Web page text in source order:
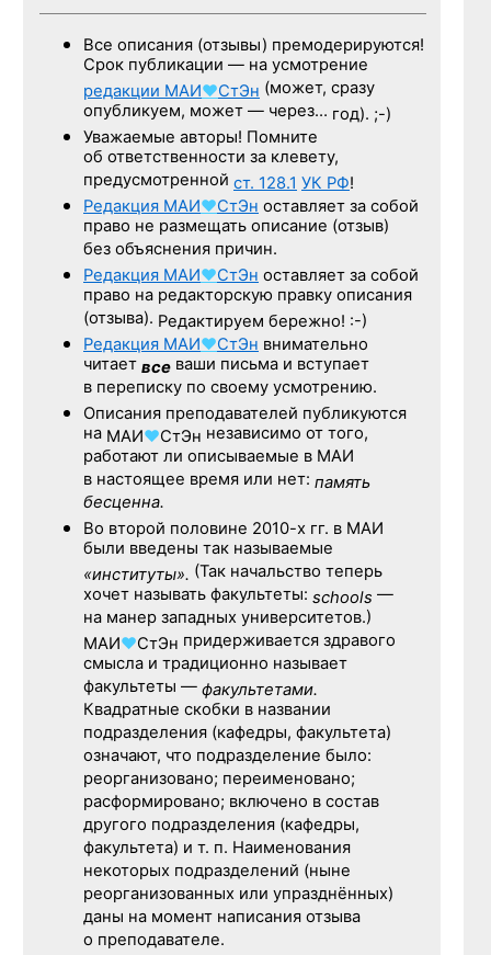
Все описания (отзывы) премодерируются!
Срок публикации — на усмотрение
редакции МАИ♥СтЭн (может, сразу
опубликуем, может — через… год). ;-)
Уважаемые авторы! Помните
об ответственности за клевету,
предусмотренной ст. 128.1 УК РФ!
Редакция МАИ♥СтЭн оставляет за собой
право не размещать описание (отзыв)
без объяснения причин.
Редакция МАИ♥СтЭн оставляет за собой
право на редакторскую правку описания
(отзыва). Редактируем бережно! :-)
Редакция МАИ♥СтЭн внимательно
читает все ваши письма и вступает
в переписку по своему усмотрению.
Описания преподавателей публикуются
на МАИ♥СтЭн независимо от того,
работают ли описываемые в МАИ
в настоящее время или нет: память
бесценна.
Во второй половине 2010-х гг. в МАИ
были введены так называемые
«институты». (Так начальство теперь
хочет называть факультеты: schools —
на манер западных университетов.)
МАИ♥СтЭн придерживается здравого
смысла и традиционно называет
факультеты — факультетами.
Квадратные скобки в названии
подразделения (кафедры, факультета)
означают, что подразделение было:
реорганизовано; переименовано;
расформировано; включено в состав
другого подразделения (кафедры,
факультета) и т. п. Наименования
некоторых подразделений (ныне
реорганизованных или упразднённых)
даны на момент написания отзыва
о преподавателе.